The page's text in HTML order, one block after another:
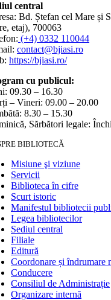
central
Bd. Ștefan cel Mare și
etaj), 700063
(+4) 0332 110044
contact@bjiasi.ro
https://bjiasi.ro/
cu publicul:
09.30 – 16.30
– Vineri: 09.00 – 20.00
8.30 – 15.30
Sărbători legale:
BIBLIOTECĂ
Misiune şi viziune
Servicii
Biblioteca în cifre
Scurt istoric
Manifestul bibliotecii
Legea bibliotecilor
Sediul central
Filiale
Editură
Coordonare și îndrumare
Conducere
Consiliul de Administrație
Organizare internă